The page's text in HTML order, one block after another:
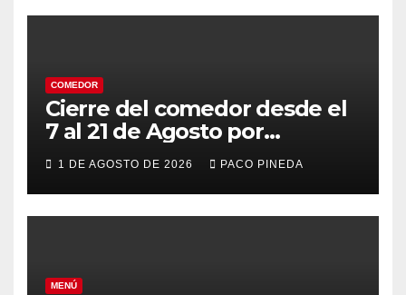
COMEDOR
Cierre del comedor desde el
7 al 21 de Agosto por
vacaciones
1 DE AGOSTO DE 2026 PACO PINEDA
MENÚ